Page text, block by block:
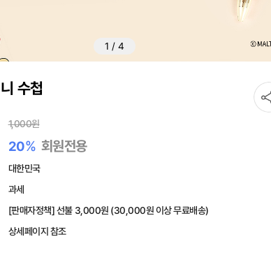
1 / 4
수첩
1,000원
20% 회원전용
대한민국
과세
[판매자정책] 선불 3,000원 (30,000원 이상 무료배송)
상세페이지 참조